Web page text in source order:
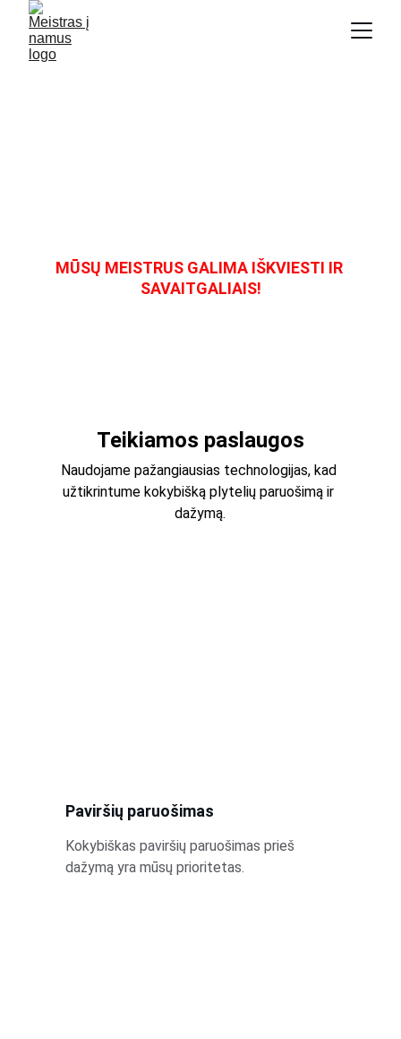
MŪSŲ MEISTRUS GALIMA IŠKVIESTI IR
SAVAITGALIAIS!
Teikiamos paslaugos
Naudojame pažangiausias technologijas, kad
užtikrintume kokybišką plytelių paruošimą ir
dažymą.
Paviršių paruošimas
Kokybiškas paviršių paruošimas prieš
dažymą yra mūsų prioritetas.